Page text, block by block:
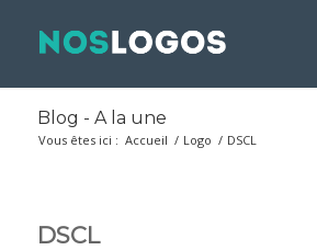
Blog - A la une
Vous êtes ici : Accueil / Logo / DSCL
DSCL